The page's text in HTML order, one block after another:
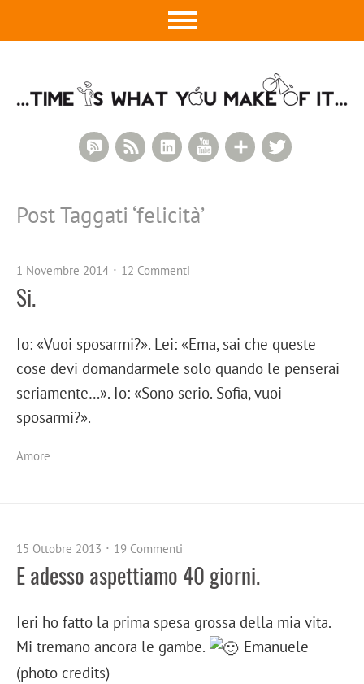
Google+
YouTube
LinkedIn
RSS Feed
RSS Comments
Post Taggati ‘felicità’
1 Novembre 2014 12 Commenti
Si.
Io: «Vuoi sposarmi?». Lei: «Ema, sai che queste
cose devi domandarmele solo quando le penserai
seriamente…». Io: «Sono serio. Sofia, vuoi
sposarmi?».
Amore
15 Ottobre 2013 19 Commenti
E adesso aspettiamo 40 giorni.
Ieri ho fatto la prima spesa grossa della mia vita.
Mi tremano ancora le gambe.
Emanuele
(photo credits)